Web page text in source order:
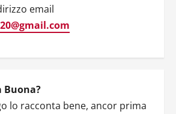
email
Buona?
lo racconta bene, ancor prima